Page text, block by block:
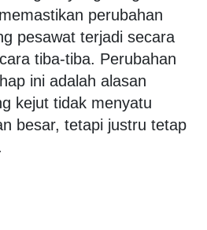
perubahan
pesawat terjadi secara
tiba-tiba. Perubahan
ini adalah alasan
kejut tidak menyatu
besar, tetapi justru tetap